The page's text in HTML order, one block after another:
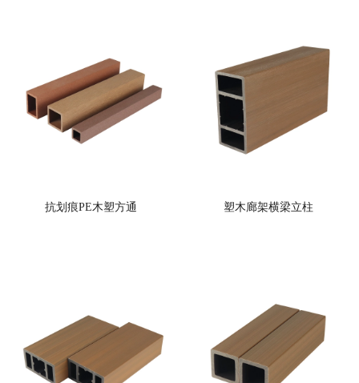
抗划痕PE木塑方通 塑木廊架横梁立柱